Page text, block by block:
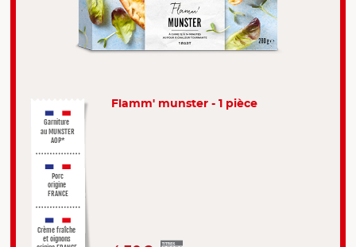
Garniture
au MUNSTER
AOP*
Porc
origine
FRANCE
Crème fraîche
et oignons
Flamm' munster - 1 pièce